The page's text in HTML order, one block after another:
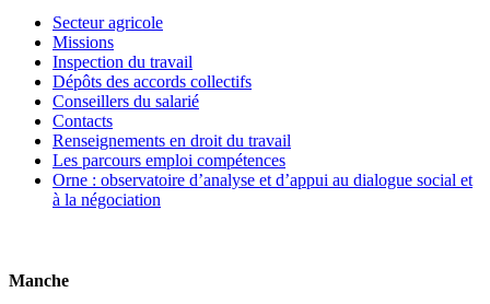
Secteur agricole
Missions
Inspection du travail
Dépôts des accords collectifs
Conseillers du salarié
Contacts
Renseignements en droit du travail
Les parcours emploi compétences
Orne : observatoire d’analyse et d’appui au dialogue social et
à la négociation
Manche